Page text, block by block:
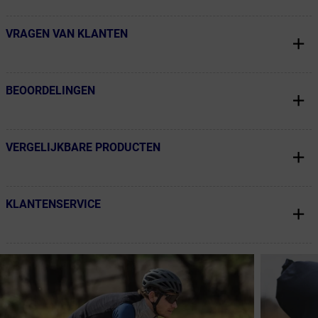
← Terug naar productnavigatie
VRAGEN VAN KLANTEN
← Terug naar productnavigatie
BEOORDELINGEN
← Terug naar productnavigatie
VERGELIJKBARE PRODUCTEN
← Terug naar productnavigatie
KLANTENSERVICE